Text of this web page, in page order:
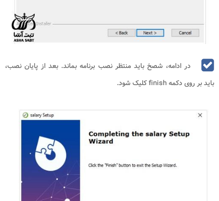
در ادامه، شصخ باید منتظر نصب برنامه بماند. بعد از پایان نصب،
باید بر روی دکمه finish کلیک شود.